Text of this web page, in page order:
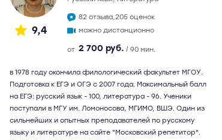
9,4
82 отзыва,205 оценок
можно дистанционно
от 2 700 руб. / 90 мин.
в 1978 году окончила филологический факультет МГОУ.
Подготовка к ЕГЭ и ОГЭ с 2007 года. Максимальный балл
на ЕГЭ: русский язык - 100, литература - 96. Ученики
поступали в МГУ им. Ломоносова, МГИМО, ВШЭ. Один из
сильнейших и опытных преподавателей по русскому
языку и литературе на сайте "Московский репетитор".